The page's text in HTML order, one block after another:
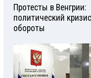
Протесты в Венгрии:
политический
обороты